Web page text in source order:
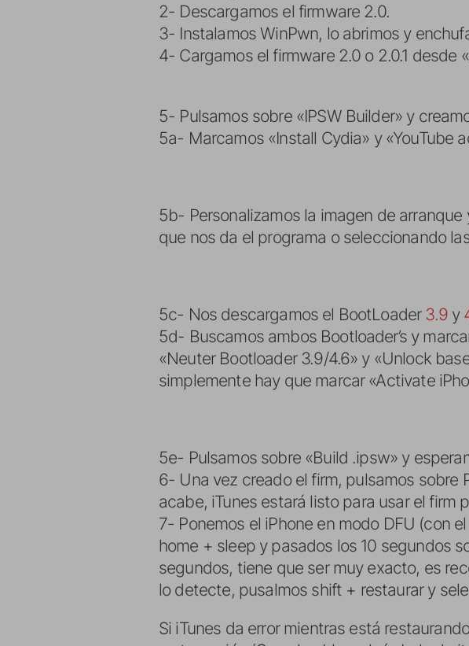
2- Descargamos el firmware 2.0.
3- Instalamos WinPwn, lo abrimos y
4- Cargamos el firmware 2.0 o 2.0.1 desde
5- Pulsamos sobre «IPSW Builder» y
5a- Marcamos «Install Cydia» y «YouTube
5b- Personalizamos la imagen de
que nos da el programa o seleccionando
5c- Nos descargamos el BootLoader 3.9y
5d- Buscamos ambos Bootloader’s y
«Neuter Bootloader 3.9/4.6» y «Unlock
simplemente hay que marcar «Activate
5e- Pulsamos sobre «Build .ipsw» y
6- Una vez creado el firm, pulsamos sobre
acabe, iTunes estará listo para usar el firm
7- Ponemos el iPhone en modo DFU (con
home + sleep y pasados los 10 segundos
segundos, tiene que ser muy exacto, es
lo detecte, pusalmos shift + restaurar y
Si iTunes da error mientras está